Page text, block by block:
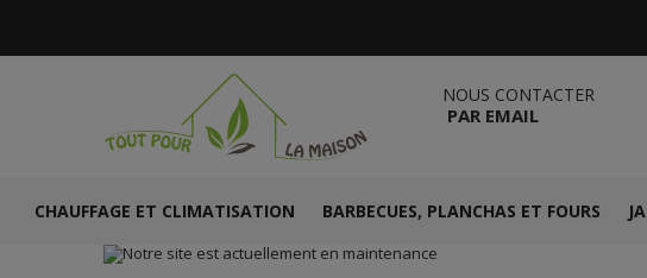
NOUS CONTACTER
PAR EMAIL
CHAUFFAGE ET CLIMATISATION BARBECUES, PLANCHAS ET FOURS